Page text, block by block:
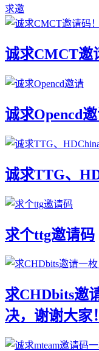
求邀
诚求CMCT邀
诚求Opencd
诚求TTG、
求个ttg邀请码
求CHDbits邀
决，谢谢大家